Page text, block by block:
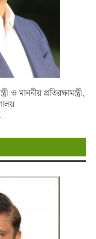
ও মাননীয় প্রতিরক্ষামন্ত্রী,